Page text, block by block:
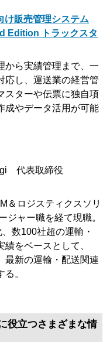
け販売管理システム
Edition トラックスタ
から実績管理まで、一
応し、運送業の経営管
スターや伝票に独自項
成やデータ活用が可能
代表取締役
＆ロジスティクスソリ
ジャー職を経て現職。
数100社超の運輸・
をベースとして、
最新の運輸・配送関連
。
役立つさまざまな情